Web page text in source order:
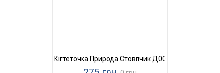
Кігтеточка Природа Стовпчик Д00